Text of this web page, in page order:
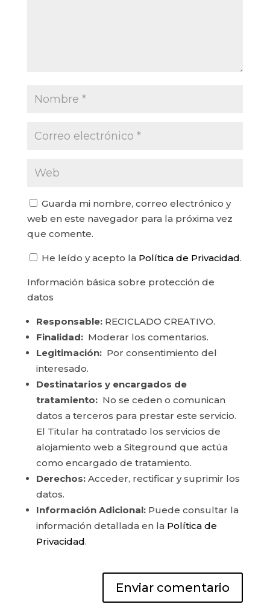
Guarda mi nombre, correo electrónico y
web en este navegador para la próxima vez
que comente.
He leído y acepto la Política de Privacidad.
Información básica sobre protección de
datos
Responsable:RECICLADO CREATIVO.
Finalidad:Moderar los comentarios.
Legitimación:Por consentimiento del
interesado.
Destinatarios y encargados de
tratamiento:No se ceden o comunican
datos a terceros para prestar este servicio.
El Titular ha contratado los servicios de
alojamiento web a Siteground que actúa
como encargado de tratamiento.
Derechos:Acceder, rectificar y suprimir los
datos.
Información Adicional:Puede consultar la
información detallada en la Política de
Privacidad.